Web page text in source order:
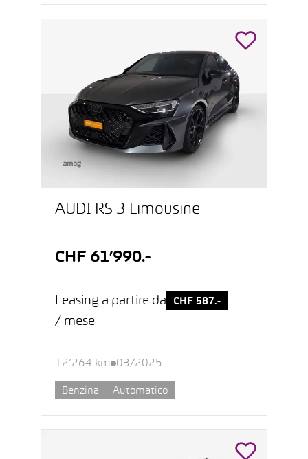
AUDI RS 3 Limousine
CHF 61’990.-
Leasing a partire da CHF 587.-
/ mese
12’264 km 03/2025
Benzina Automatico